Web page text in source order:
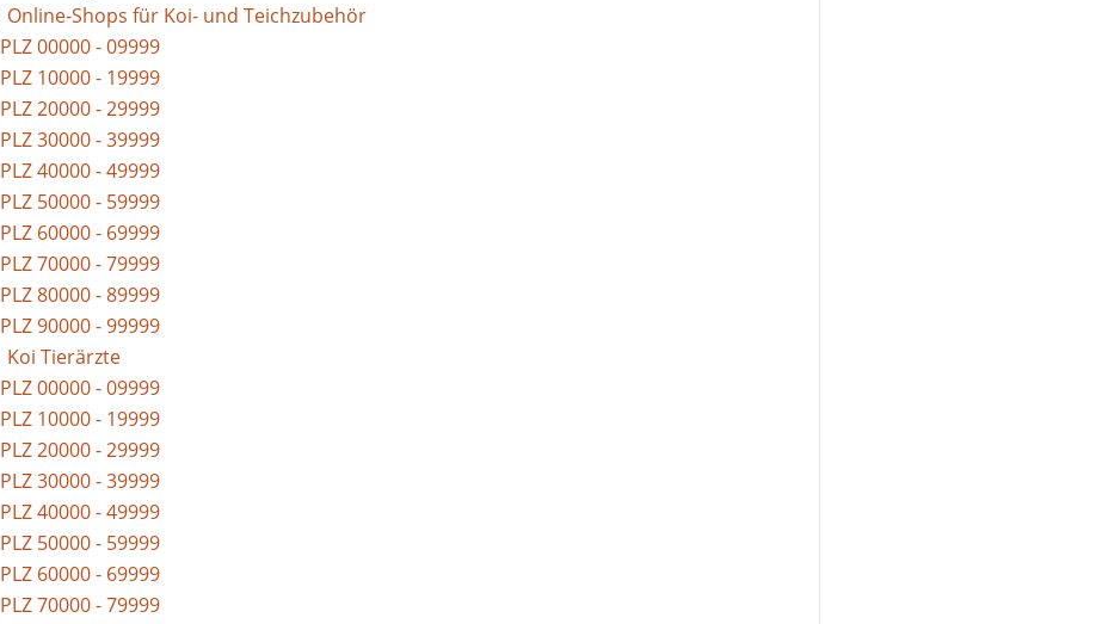
Online-Shops für Koi- und Teichzubehör
PLZ 00000 - 09999
PLZ 10000 - 19999
PLZ 20000 - 29999
PLZ 30000 - 39999
PLZ 40000 - 49999
PLZ 50000 - 59999
PLZ 60000 - 69999
PLZ 70000 - 79999
PLZ 80000 - 89999
PLZ 90000 - 99999
Koi Tierärzte
PLZ 00000 - 09999
PLZ 10000 - 19999
PLZ 20000 - 29999
PLZ 30000 - 39999
PLZ 40000 - 49999
PLZ 50000 - 59999
PLZ 60000 - 69999
PLZ 70000 - 79999